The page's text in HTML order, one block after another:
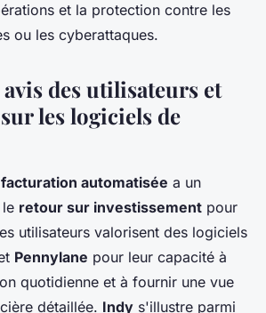
et la protection contre les
ou les cyberattaques.
avis des utilisateurs et
les logiciels de
automatisée a un
retour sur investissement pour
utilisateurs valorisent des logiciels
Pennylane pour leur capacité à
quotidienne et à fournir une vue
détaillée. Indy s'illustre parmi